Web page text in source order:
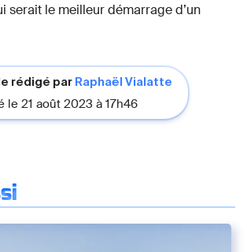
serait le meilleur démarrage d’un
rédigé par Raphaël Vialatte
le 21 août 2023 à 17h46